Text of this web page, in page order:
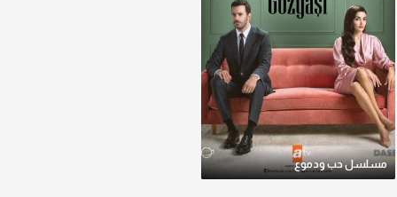
مسلسل حب ودموع